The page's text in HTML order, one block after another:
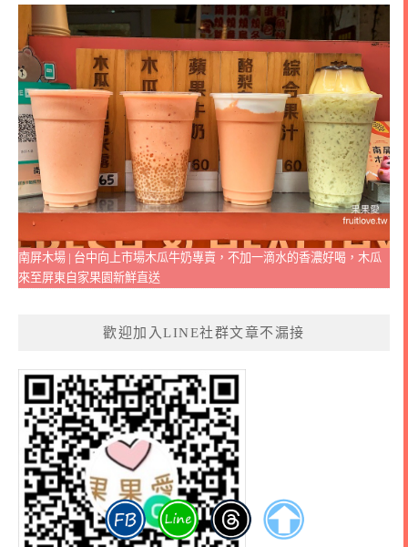
南屏木場 | 台中向上市場木瓜牛奶專賣，不加一滴水的香濃好喝，木瓜
來至屏東自家果園新鮮直送
歡迎加入LINE社群文章不漏接